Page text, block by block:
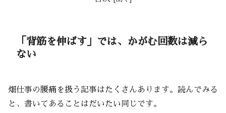
「背筋を伸ばす」では、かがむ回数は減ら
ない
畑仕事の腰痛を扱う記事はたくさんあります。読んでみる
と、書いてあることはだいたい同じです。